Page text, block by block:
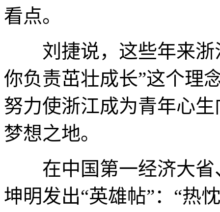
看点。
刘捷说，这些年来浙
你负责茁壮成长”这个理
努力使浙江成为青年心
梦想之地。
在中国第一经济大省
坤明发出“英雄帖”：“热